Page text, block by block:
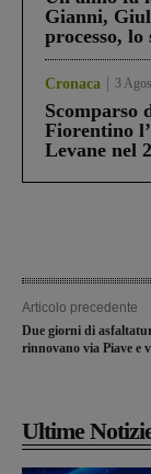
Gianni,
processo,
Cronaca 3
Scomparso
Fiorentino
Levane nel
Articolo precedente
Due giorni di
rinnovano via Piave e
Ultime